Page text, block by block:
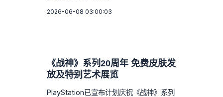
2026-06-08 03:00:03
《战神》系列20周年 免费皮肤发
放及特别艺术展览
PlayStation已宣布计划庆祝《战神》系列